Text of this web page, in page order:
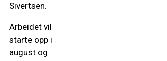
Sivertsen.
Arbeidet vil
starte opp i
august og